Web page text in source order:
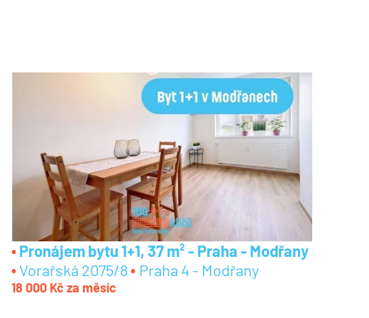
Pronájem bytu 1+1, 37 m² - Praha - Modřany
Vorařská 2075/8
Praha 4 - Modřany
18 000 Kč za měsíc